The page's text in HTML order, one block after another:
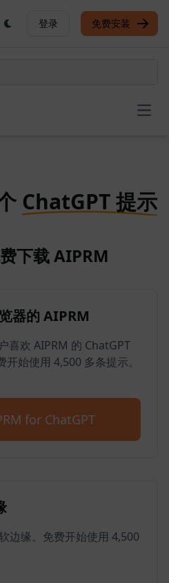
登录 免费安装
ChatGPT 提示
下载 AIPRM
器的 AIPRM
喜欢 AIPRM 的 ChatGPT
开始使用 4,500 多条提示。
for ChatGPT
边缘。免费开始使用 4,500